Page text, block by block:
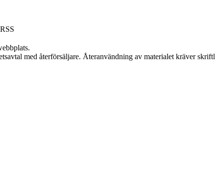
RSS
med återförsäljare. Återanvändning av materialet kräver